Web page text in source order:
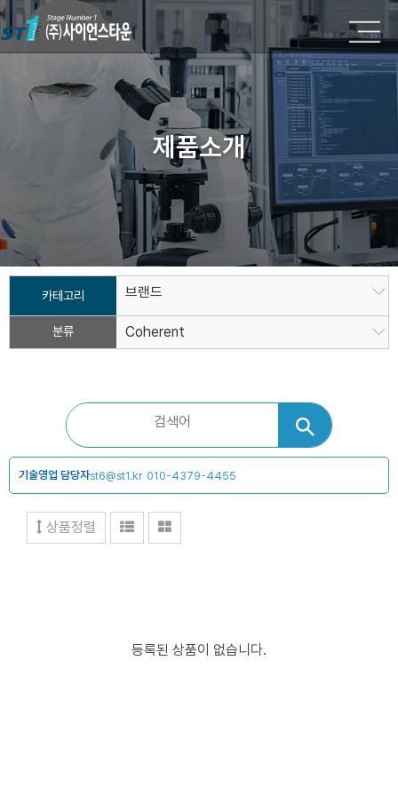
제품소개
카테고리 브랜드
분류 Coherent
기술영업 담당자st6@st1.kr 010-4379-4455
상품정렬
등록된 상품이 없습니다.